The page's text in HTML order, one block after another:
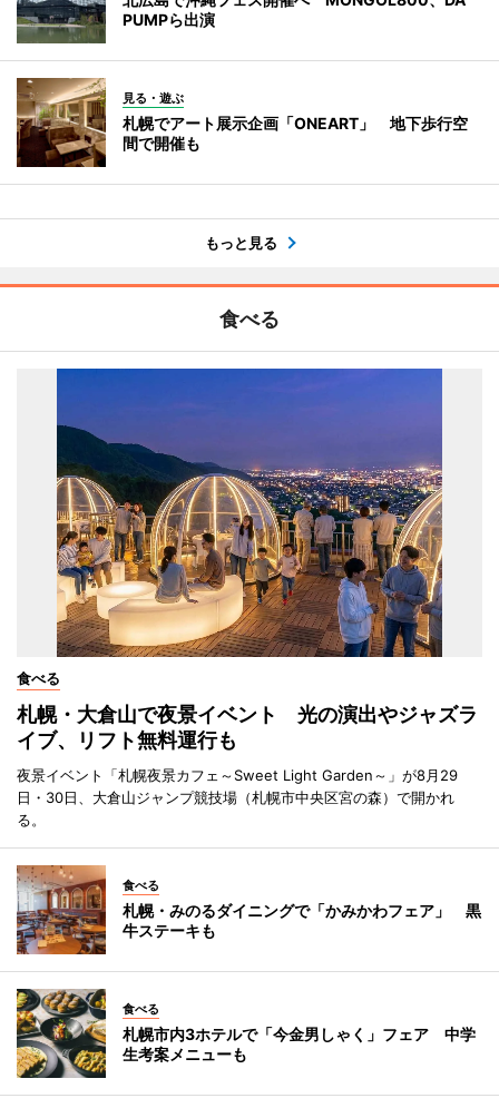
PUMPら出演
見る・遊ぶ
札幌でアート展示企画「ONEART」 地下歩行空
間で開催も
もっと見る
食べる
食べる
札幌・大倉山で夜景イベント 光の演出やジャズラ
イブ、リフト無料運行も
夜景イベント「札幌夜景カフェ～Sweet Light Garden～」が8月29
日・30日、大倉山ジャンプ競技場（札幌市中央区宮の森）で開かれ
る。
食べる
札幌・みのるダイニングで「かみかわフェア」 黒
牛ステーキも
食べる
札幌市内3ホテルで「今金男しゃく」フェア 中学
生考案メニューも